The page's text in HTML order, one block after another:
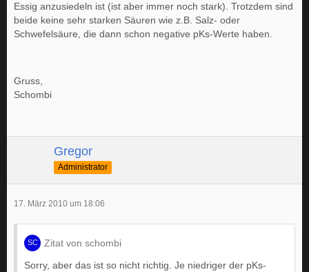
Essig anzusiedeln ist (ist aber immer noch stark). Trotzdem sind
beide keine sehr starken Säuren wie z.B. Salz- oder
Schwefelsäure, die dann schon negative pKs-Werte haben.
Gruss,
Schombi
Gregor
Administrator
17. März 2010 um 18:06
Zitat von schombi
Sorry, aber das ist so nicht richtig. Je niedriger der pKs-